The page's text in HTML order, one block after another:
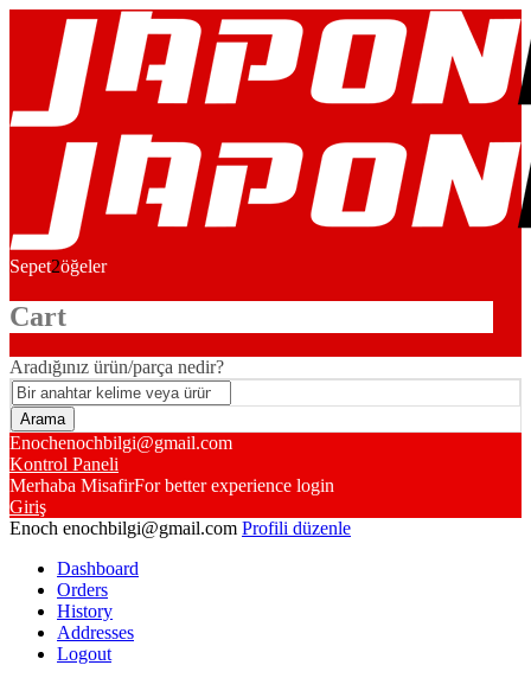
Sepet2öğeler
Cart
Aradığınız ürün/parça nedir?
Enochenochbilgi@gmail.com
Kontrol Paneli
Merhaba MisafirFor better experience login
Giriş
Enoch enochbilgi@gmail.com Profili düzenle
Dashboard
Orders
History
Addresses
Logout